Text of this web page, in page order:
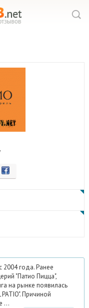
2004 года. Ранее
"Патио Пицца",
на рынке появилась
Причиной
...